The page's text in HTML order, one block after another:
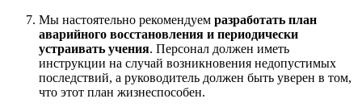
Мы настоятельно рекомендуем разработать план
аварийного восстановления и периодически
устраивать учения. Персонал должен иметь
инструкции на случай возникновения недопустимых
последствий, а руководитель должен быть уверен в том,
что этот план жизнеспособен.